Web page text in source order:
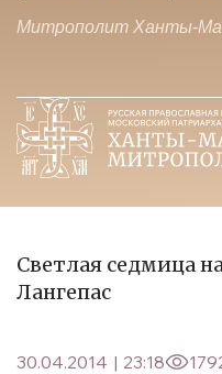
Митрополит Ханты-
Светлая седмица
Лангепас
30.04.2014 | 23:18